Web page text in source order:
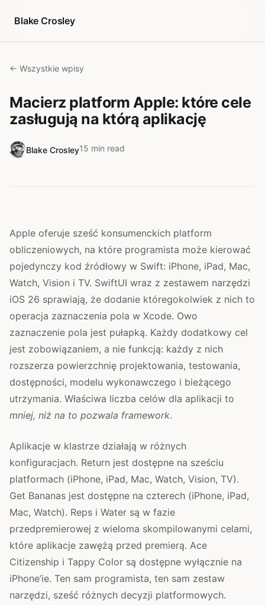
Blake Crosley
← Wszystkie wpisy
Macierz platform Apple: które cele
zasługują na którą aplikację
Blake Crosley15 min read
Apple oferuje sześć konsumenckich platform
obliczeniowych, na które programista może kierować
pojedynczy kod źródłowy w Swift: iPhone, iPad, Mac,
Watch, Vision i TV. SwiftUI wraz z zestawem narzędzi
iOS 26 sprawiają, że dodanie któregokolwiek z nich to
operacja zaznaczenia pola w Xcode. Owo
zaznaczenie pola jest pułapką. Każdy dodatkowy cel
jest zobowiązaniem, a nie funkcją: każdy z nich
rozszerza powierzchnię projektowania, testowania,
dostępności, modelu wykonawczego i bieżącego
utrzymania. Właściwa liczba celów dla aplikacji to
mniej, niż na to pozwala framework.
Aplikacje w klastrze działają w różnych
konfiguracjach. Return jest dostępne na sześciu
platformach (iPhone, iPad, Mac, Watch, Vision, TV).
Get Bananas jest dostępne na czterech (iPhone, iPad,
Mac, Watch). Reps i Water są w fazie
przedpremierowej z wieloma skompilowanymi celami,
które aplikacje zawężą przed premierą. Ace
Citizenship i Tappy Color są dostępne wyłącznie na
iPhone’ie. Ten sam programista, ten sam zestaw
narzędzi, sześć różnych decyzji platformowych.